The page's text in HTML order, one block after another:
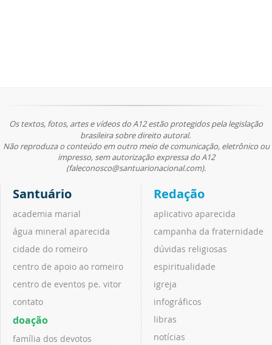
Os textos, fotos, artes e vídeos do A12 estão protegidos pela legislação
brasileira sobre direito autoral.
Não reproduza o conteúdo em outro meio de comunicação, eletrônico ou
impresso, sem autorização expressa do A12
(faleconosco@santuarionacional.com).
Santuário
academia marial
água mineral aparecida
cidade do romeiro
centro de apoio ao romeiro
centro de eventos pe. vitor
contato
doação
família dos devotos
Redação
aplicativo aparecida
campanha da fraternidade
dúvidas religiosas
espiritualidade
igreja
infográficos
libras
notícias